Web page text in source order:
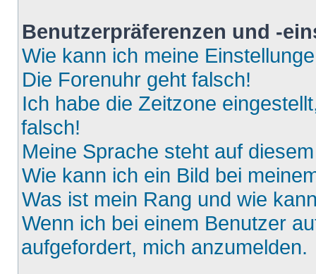
Benutzerpräferenzen und -
Wie kann ich meine
Die Forenuhr geht falsch!
Ich habe die Zeitzone
falsch!
Meine Sprache steht auf
Wie kann ich ein Bild bei
Was ist mein Rang und wie
Wenn ich bei einem Benutzer
aufgefordert, mich anzumelden.